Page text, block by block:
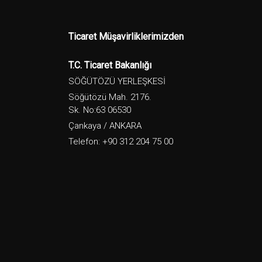
Ticaret Müşavirliklerimizden
T.C. Ticaret Bakanlığı
SÖĞÜTÖZÜ YERLEŞKESİ
Söğütözü Mah. 2176.
Sk. No:63 06530
Çankaya / ANKARA
Telefon: +90 312 204 75 00